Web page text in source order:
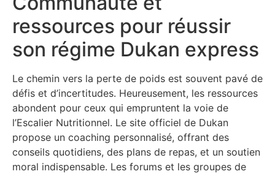
ressources pour réussir
son régime Dukan express
Le chemin vers la perte de poids est souvent pavé de
défis et d’incertitudes. Heureusement, les ressources
abondent pour ceux qui empruntent la voie de
l’Escalier Nutritionnel. Le site officiel de Dukan
propose un coaching personnalisé, offrant des
conseils quotidiens, des plans de repas, et un soutien
moral indispensable. Les forums et les groupes de